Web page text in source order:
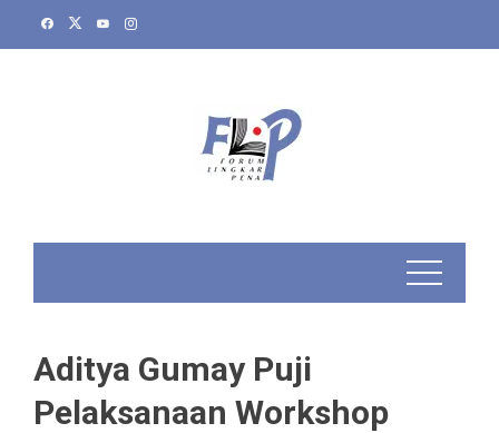
Aditya Gumay Puji
Pelaksanaan Workshop